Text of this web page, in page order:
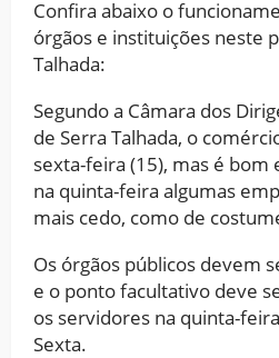
Confira abaixo o
órgãos e instituições neste
Talhada:
Segundo a Câmara dos
de Serra Talhada, o
sexta-feira (15), mas é bom
na quinta-feira algumas
mais cedo, como de
Os órgãos públicos devem
e o ponto facultativo deve
os servidores na quinta-
Sexta.